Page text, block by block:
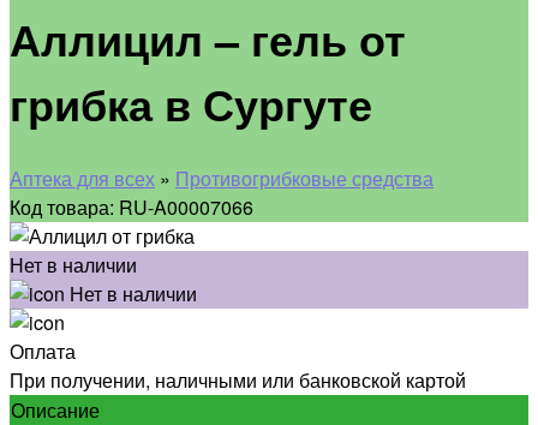
Аллицил – гель от
грибка в Сургуте
Аптека для всех » Противогрибковые средства
Код товара: RU-A00007066
Нет в наличии
Нет в наличии
Оплата
При получении, наличными или банковской картой
Описание